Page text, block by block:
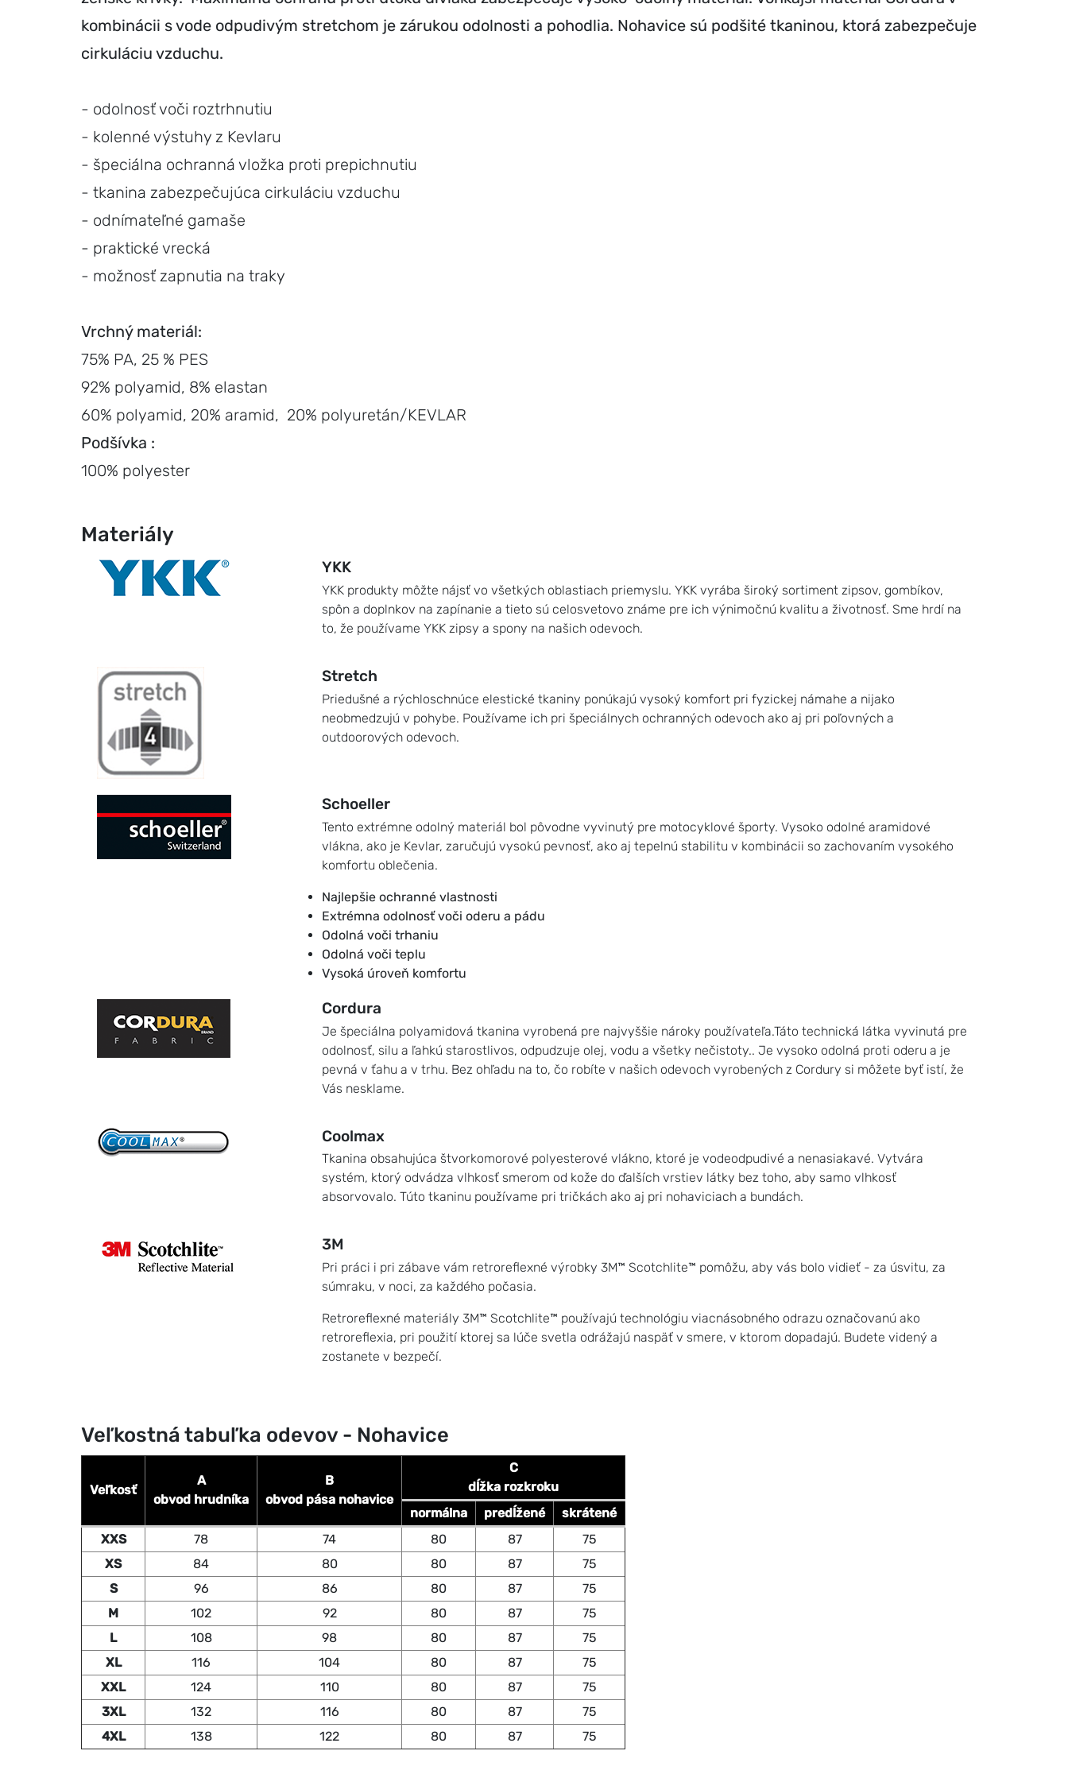
kombinácii s vode odpudivým stretchom je zárukou odolnosti a pohodlia. Nohavice sú podšité tkaninou, ktorá zabezpečuje
cirkuláciu vzduchu.
- odolnosť voči roztrhnutiu
- kolenné výstuhy z Kevlaru
- špeciálna ochranná vložka proti prepichnutiu
- tkanina zabezpečujúca cirkuláciu vzduchu
- odnímateľné gamaše
- praktické vrecká
- možnosť zapnutia na traky
Vrchný materiál:
75% PA, 25 % PES
92% polyamid, 8% elastan
60% polyamid, 20% aramid, 20% polyuretán/KEVLAR
Podšívka :
100% polyester
Materiály
YKK
YKK produkty môžte nájsť vo všetkých oblastiach priemyslu. YKK vyrába široký sortiment zipsov, gombíkov,
spôn a doplnkov na zapínanie a tieto sú celosvetovo známe pre ich výnimočnú kvalitu a životnosť. Sme hrdí na
to, že používame YKK zipsy a spony na našich odevoch.
Stretch
Priedušné a rýchloschnúce elestické tkaniny ponúkajú vysoký komfort pri fyzickej námahe a nijako
neobmedzujú v pohybe. Používame ich pri špeciálnych ochranných odevoch ako aj pri poľovných a
outdoorových odevoch.
Schoeller
Tento extrémne odolný materiál bol pôvodne vyvinutý pre motocyklové športy. Vysoko odolné aramidové
vlákna, ako je Kevlar, zaručujú vysokú pevnosť, ako aj tepelnú stabilitu v kombinácii so zachovaním vysokého
komfortu oblečenia.
Najlepšie ochranné vlastnosti
Extrémna odolnosť voči oderu a pádu
Odolná voči trhaniu
Odolná voči teplu
Vysoká úroveň komfortu
Cordura
Je špeciálna polyamidová tkanina vyrobená pre najvyššie nároky používateľa.Táto technická látka vyvinutá pre
odolnosť, silu a ľahkú starostlivos, odpudzuje olej, vodu a všetky nečistoty.. Je vysoko odolná proti oderu a je
pevná v ťahu a v trhu. Bez ohľadu na to, čo robíte v našich odevoch vyrobených z Cordury si môžete byť istí, že
Vás nesklame.
Coolmax
Tkanina obsahujúca štvorkomorové polyesterové vlákno, ktoré je vodeodpudivé a nenasiakavé. Vytvára
systém, ktorý odvádza vlhkosť smerom od kože do ďalších vrstiev látky bez toho, aby samo vlhkosť
absorvovalo. Túto tkaninu používame pri tričkách ako aj pri nohaviciach a bundách.
3M
Pri práci i pri zábave vám retroreflexné výrobky 3M™ Scotchlite™ pomôžu, aby vás bolo vidieť - za úsvitu, za
súmraku, v noci, za každého počasia.
Retroreflexné materiály 3M™ Scotchlite™ používajú technológiu viacnásobného odrazu označovanú ako
retroreflexia, pri použití ktorej sa lúče svetla odrážajú naspäť v smere, v ktorom dopadajú. Budete videný a
zostanete v bezpečí.
Veľkostná tabuľka odevov - Nohavice
Veľkosť
A
obvod hrudníka
B
obvod pása nohavice
C
dĺžka rozkroku
normálna
predĺžené
skrátené
XXS
78 74 80 87
75
XS
84 80 80 87
75
S
96 86 80 87
75
M
102 92 80 87
75
L
108 98 80 87
75
XL
116 104 80 87
75
XXL
124 110 80 87
75
3XL
132 116 80 87
75
4XL
138 122 80 87 75